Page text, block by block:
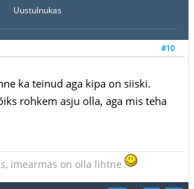
Uustulnukas
#10
ka teinud aga kipa on siiski.
rohkem asju olla, aga mis teha
imearmas on olla lihtne